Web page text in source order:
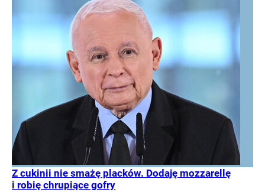
Z cukinii nie smażę placków. Dodaję mozzarellę
i robię chrupiące gofry